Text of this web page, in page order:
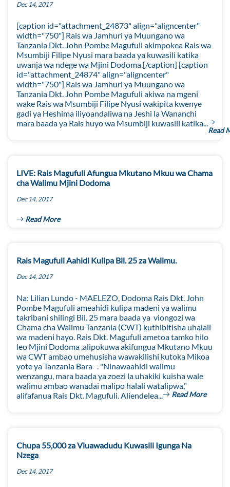
Dec 14, 2017
[caption id="attachment_24873" align="aligncenter"
width="750"] Rais wa Jamhuri ya Muungano wa
Tanzania Dkt. John Pombe Magufuli akimpokea Rais wa
Msumbiji Filipe Nyusi mara baada ya kuwasili katika
uwanja wa ndege wa Mjini Dodoma.[/caption] [caption
id="attachment_24874" align="aligncenter"
width="750"] Rais wa Jamhuri ya Muungano wa
Tanzania Dkt. John Pombe Magufuli akiwa na mgeni
wake Rais wa Msumbiji Filipe Nyusi wakipita kwenye
gadi ya Heshima iliyoandaliwa na Jeshi la Wananchi
mara baada ya Rais huyo wa Msumbiji kuwasili katika...
Read
LIVE: Rais Magufuli Afungua Mkutano Mkuu wa Chama
cha Walimu Mjini Dodoma
Dec 14, 2017
Read More
Rais Magufuli Aahidi Kulipa Bil. 25 za Walimu.
Dec 14, 2017
Na: Lilian Lundo - MAELEZO, Dodoma Rais Dkt. John
Pombe Magufuli ameahidi kulipa madeni ya walimu
takribani shilingi Bil. 25 mara baada ya viongozi wa
Chama cha Walimu Tanzania (CWT) kuthibitisha uhalali
wa madeni hayo. Rais Dkt. Magufuli ametoa tamko hilo
leo Mjini Dodoma ,alipokuwa akifungua Mkutano Mkuu
wa CWT ambao umehusisha wawakilishi kutoka Mikoa
yote ya Tanzania Bara . "Ninawaahidi walimu
wenzangu, mara baada ya zoezi la uhakiki kuisha wale
walimu ambao wanadai malipo halali watalipwa,"
alifafanua Rais Dkt. Magufuli. Aliendelea...
Read More
Chupa 55,000 za Viuawadudu Kuwasili Igunga Na
Nzega
Dec 14, 2017